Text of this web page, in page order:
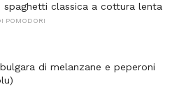
spaghetti classica a cottura lenta
POMODORI
di melanzane e peperoni